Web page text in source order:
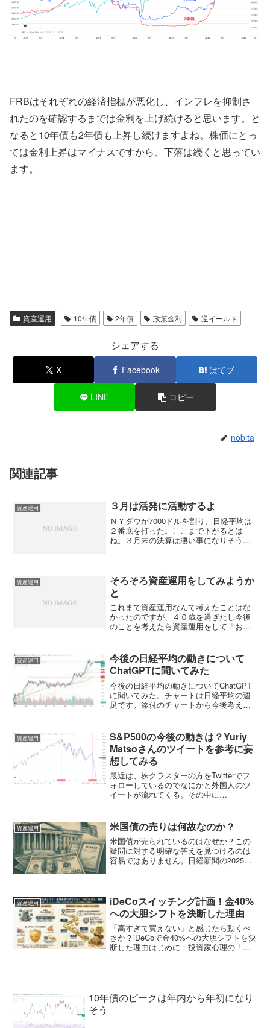
FRBはそれぞれの経済指標が悪化し、インフレを抑制さ
れたのを確認するまでは金利を上げ続けると思います。と
なると10年債も2年債も上昇し続けますよね。株価にとっ
ては金利上昇はマイナスですから、下落は続くと思ってい
ます。
資産運用 10年債 2年債 政策金利 逆イールド
シェアする
X Facebook はてブ
LINE コピー
nobita
関連記事
資産運用 ３月は活発に活動するよ
ＮＹダウが7000ドルを割り、日経平均は
２番底を打った。ここまで下がるとは
ね。３月末の決算は凄い事になりそうだ
を抱える始末だが、それ...
資産運用
そろそろ資産運用をしてみようか
と
これまで資産運用なんて考えたことはな
かったのですが、４０歳を過ぎたし今後
のことを考えたら資産運用をして「お金
資、投資信託、外貨預金ほかいろいろあ
るみたいですが、とりあえず...
資産運用
今後の日経平均の動きについて
ChatGPTに聞いてみた
今後の日経平均の動きについてChatGPT
に聞いてみた。チャートは日経平均の週
足です。添付のチャートから今後考えら
225 FUTURESの1...
資産運用
S&P500の今後の動きは？Yuriy
Matsoさんのツイートを参考に妄
想してみる
最近は、株クラスターの方をTwitterでフ
ォローしているのでなにかと外国人のツ
イートが流れてくる。その中に
にかけての動きを楽観的に妄想してみま
す。私は英語が...
資産運用 米国債の売りは何故なのか？
米国債が売られているのはなぜか？この
疑問に対する明確な答えを見つけるのは
容易ではありません。日経新聞の2025年4
けに米国債...
資産運用
iDeCoスイッチング計画！金40%
への大胆シフトを決断した理由
「高すぎて買えない」と感じたら動くべ
きか？iDeCoで金40%への大胆シフトを決
断した理由はじめに：投資家心理の「違
10年債のピークは年内から年初になり
そう